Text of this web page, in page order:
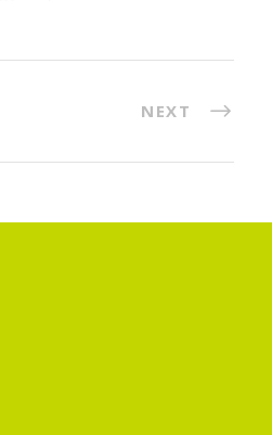
NEXT